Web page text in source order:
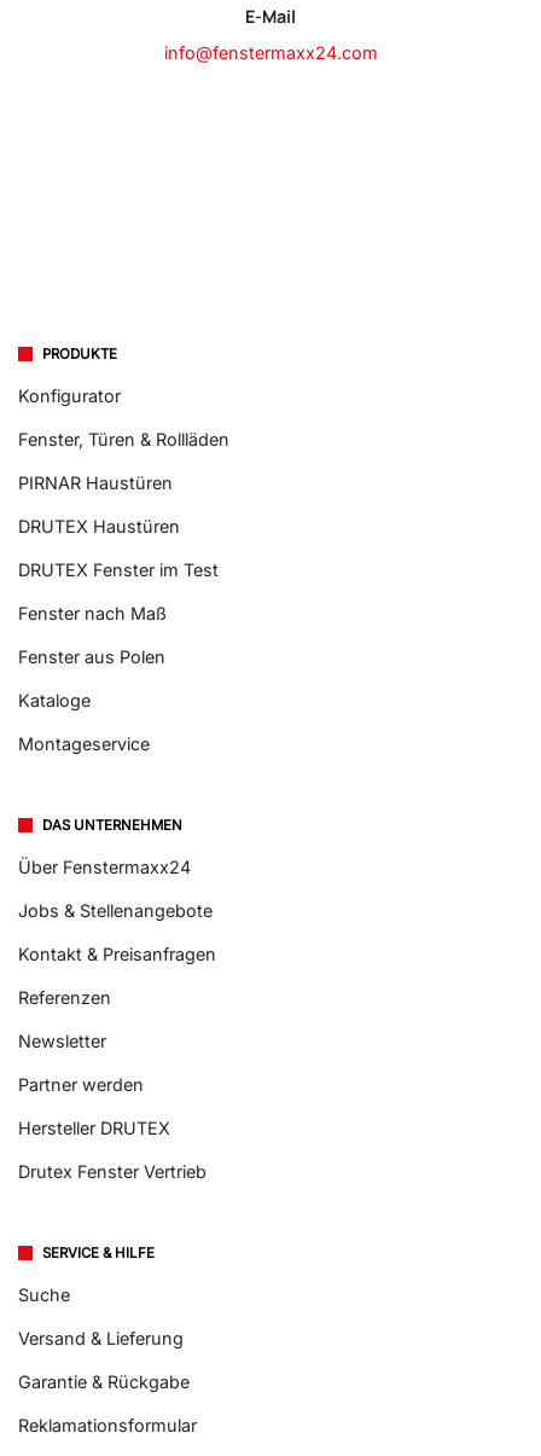
E-Mail
info@fenstermaxx24.com
PRODUKTE
Konfigurator
Fenster, Türen & Rollläden
PIRNAR Haustüren
DRUTEX Haustüren
DRUTEX Fenster im Test
Fenster nach Maß
Fenster aus Polen
Kataloge
Montageservice
DAS UNTERNEHMEN
Über Fenstermaxx24
Jobs & Stellenangebote
Kontakt & Preisanfragen
Referenzen
Newsletter
Partner werden
Hersteller DRUTEX
Drutex Fenster Vertrieb
SERVICE & HILFE
Suche
Versand & Lieferung
Garantie & Rückgabe
Reklamationsformular